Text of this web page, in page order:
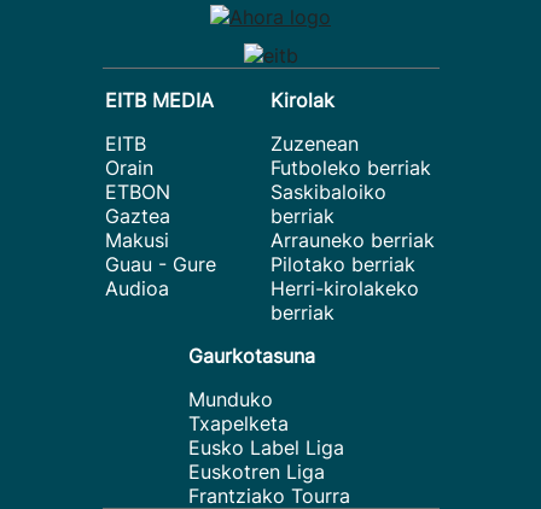
EITB MEDIA
EITB
Orain
ETBON
Gaztea
Makusi
Guau - Gure
Audioa
Kirolak
Zuzenean
Futboleko berriak
Saskibaloiko
berriak
Arrauneko berriak
Pilotako berriak
Herri-kirolakeko
berriak
Gaurkotasuna
Munduko
Txapelketa
Eusko Label Liga
Euskotren Liga
Frantziako Tourra